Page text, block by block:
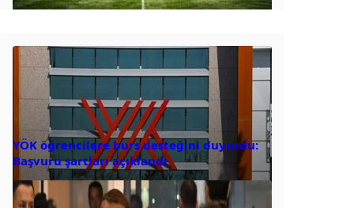
YÖK öğrencilere burs desteğini duyurdu:
Başvuru şartları açıklandı